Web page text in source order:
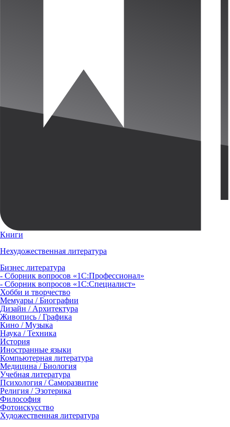
Книги
Нехудожественная литература
Бизнес литература
- Сборник вопросов «1С:Профессионал»
- Сборник вопросов «1С:Специалист»
Хобби и творчество
Мемуары / Биографии
Дизайн / Архитектура
Живопись / Графика
Кино / Музыка
Наука / Техника
История
Иностранные языки
Компьютерная литература
Медицина / Биология
Учебная литература
Психология / Саморазвитие
Религия / Эзотерика
Философия
Фотоискусство
Художественная литература